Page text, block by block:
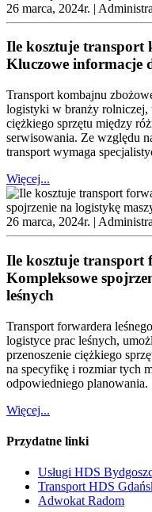
26 marca, 2024r. |
Ile kosztuje transport
Kluczowe informacje
Transport kombajnu
logistyki w branży rolniczej,
ciężkiego sprzętu między
serwisowania. Ze względu
transport wymaga
Więcej...
26 marca, 2024r. |
Ile kosztuje transport
Kompleksowe
leśnych
Transport forwardera
logistyce prac leśnych,
przenoszenie ciężkiego
na specyfikę i rozmiar tych
odpowiedniego planowania.
Więcej...
Przydatne linki
Usługi HDS
Transport HDS
Adwokat Radom